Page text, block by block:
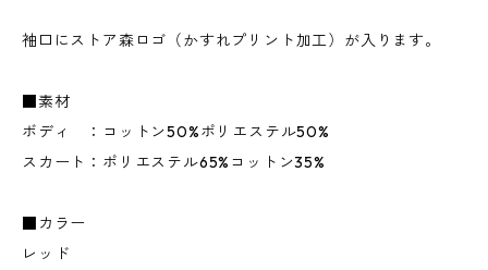
袖口にストア森ロゴ（かすれプリント加工）が入ります。
■素材
ボディ ：コットン50%ポリエステル50%
スカート：ポリエステル65%コットン35%
■カラー
レッド